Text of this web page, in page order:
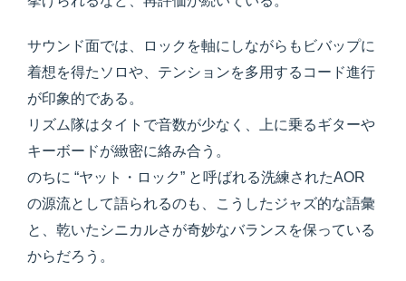
サウンド面では、ロックを軸にしながらもビバップに
着想を得たソロや、テンションを多用するコード進行
が印象的である。
リズム隊はタイトで音数が少なく、上に乗るギターや
キーボードが緻密に絡み合う。
のちに “ヤット・ロック” と呼ばれる洗練されたAOR
の源流として語られるのも、こうしたジャズ的な語彙
と、乾いたシニカルさが奇妙なバランスを保っている
からだろう。